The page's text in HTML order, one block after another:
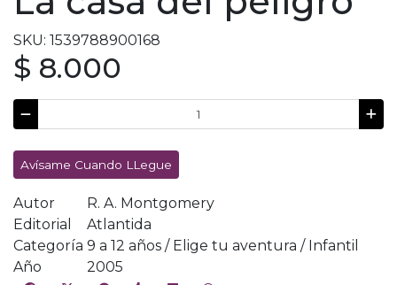
SKU: 1539788900168
$ 8.000
Avísame Cuando LLegue
Autor
R. A. Montgomery
Editorial
Atlantida
Categoría 9 a 12 años / Elige tu aventura / Infantil
Año
2005